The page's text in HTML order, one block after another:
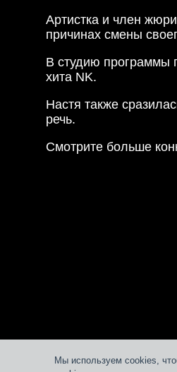
Мы используем cookies,
Артистка и член
причинах смены
В студию программы
хита NK.
Настя также
речь.
Смотрите больше